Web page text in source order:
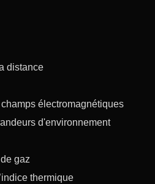
distance
électromagnétiques
d'environnement
gaz
thermique